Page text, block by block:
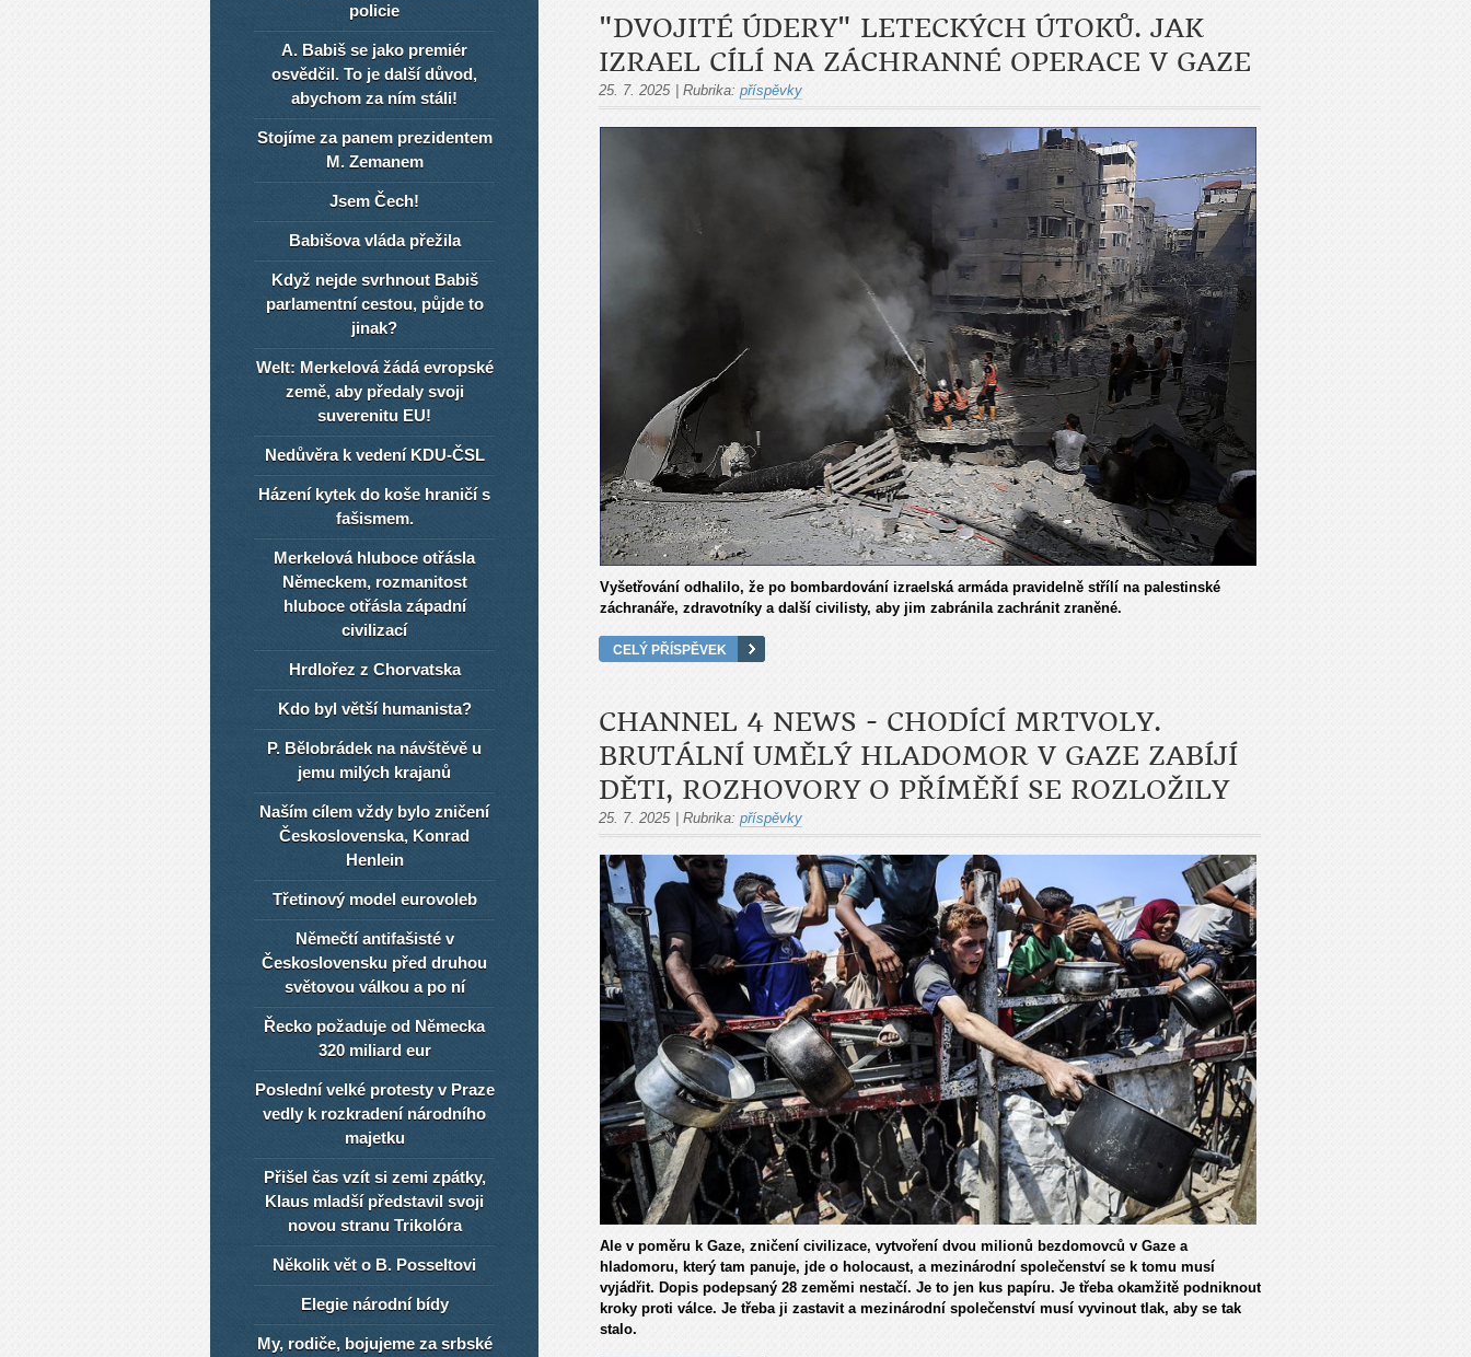
"DVOJITÉ ÚDERY" LETECKÝCH ÚTOKŮ. JAK
IZRAEL CÍLÍ NA ZÁCHRANNÉ OPERACE V GAZE
25. 7. 2025 Rubrika: příspěvky
Vyšetřování odhalilo, že po bombardování izraelská armáda pravidelně střílí na palestinské
záchranáře, zdravotníky a další civilisty, aby jim zabránila zachránit zraněné.
CELÝ PŘÍSPĚVEK
CHANNEL 4 NEWS - CHODÍCÍ MRTVOLY.
BRUTÁLNÍ UMĚLÝ HLADOMOR V GAZE ZABÍJÍ
DĚTI, ROZHOVORY O PŘÍMĚŘÍ SE ROZLOŽILY
25. 7. 2025 Rubrika: příspěvky
Ale v poměru k Gaze, zničení civilizace, vytvoření dvou milionů bezdomovců v Gaze a
hladomoru, který tam panuje, jde o holocaust, a mezinárodní společenství se k tomu musí
vyjádřit. Dopis podepsaný 28 zeměmi nestačí. Je to jen kus papíru. Je třeba okamžitě podniknout
kroky proti válce. Je třeba ji zastavit a mezinárodní společenství musí vyvinout tlak, aby se tak
stalo.
policie
A. Babiš se jako premiér
osvědčil. To je další důvod,
abychom za ním stáli!
Stojíme za panem prezidentem
M. Zemanem
Jsem Čech!
Babišova vláda přežila
Když nejde svrhnout Babiš
parlamentní cestou, půjde to
jinak?
Welt: Merkelová žádá evropské
země, aby předaly svoji
suverenitu EU!
Nedůvěra k vedení KDU-ČSL
Házení kytek do koše hraničí s
fašismem.
Merkelová hluboce otřásla
Německem, rozmanitost
hluboce otřásla západní
civilizací
Hrdlořez z Chorvatska
Kdo byl větší humanista?
P. Bělobrádek na návštěvě u
jemu milých krajanů
Naším cílem vždy bylo zničení
Československa, Konrad
Henlein
Třetinový model eurovoleb
Němečtí antifašisté v
Československu před druhou
světovou válkou a po ní
Řecko požaduje od Německa
320 miliard eur
Poslední velké protesty v Praze
vedly k rozkradení národního
majetku
Přišel čas vzít si zemi zpátky,
Klaus mladší představil svoji
novou stranu Trikolóra
Několik vět o B. Posseltovi
Elegie národní bídy
My, rodiče, bojujeme za srbské